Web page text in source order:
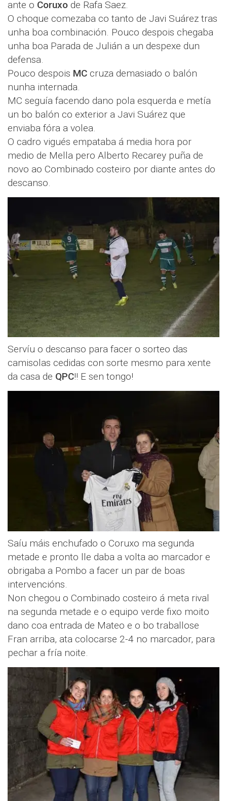
ante o Coruxo de Rafa Saez.
O choque comezaba co tanto de Javi Suárez tras
unha boa combinación. Pouco despois chegaba
unha boa Parada de Julián a un despexe dun
defensa.
Pouco despois MC cruza demasiado o balón
nunha internada.
MC seguía facendo dano pola esquerda e metía
un bo balón co exterior a Javi Suárez que
enviaba fóra a volea.
O cadro vigués empataba á media hora por
medio de Mella pero Alberto Recarey puña de
novo ao Combinado costeiro por diante antes do
descanso.
Servíu o descanso para facer o sorteo das
camisolas cedidas con sorte mesmo para xente
da casa de QPC!! E sen tongo!
Saíu máis enchufado o Coruxo ma segunda
metade e pronto lle daba a volta ao marcador e
obrigaba a Pombo a facer un par de boas
intervencións.
Non chegou o Combinado costeiro á meta rival
na segunda metade e o equipo verde fixo moito
dano coa entrada de Mateo e o bo traballose
Fran arriba, ata colocarse 2-4 no marcador, para
pechar a fría noite.